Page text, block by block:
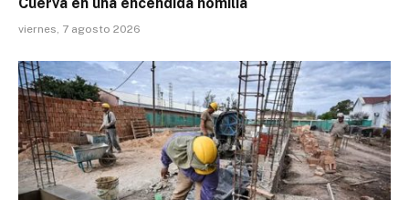
viernes, 7 agosto 2026